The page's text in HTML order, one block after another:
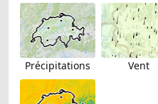
Précipitations Vent